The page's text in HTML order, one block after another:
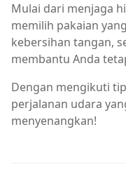
Mulai dari menjaga
memilih pakaian
kebersihan tangan,
membantu Anda
Dengan mengikuti
perjalanan udara
menyenangkan!